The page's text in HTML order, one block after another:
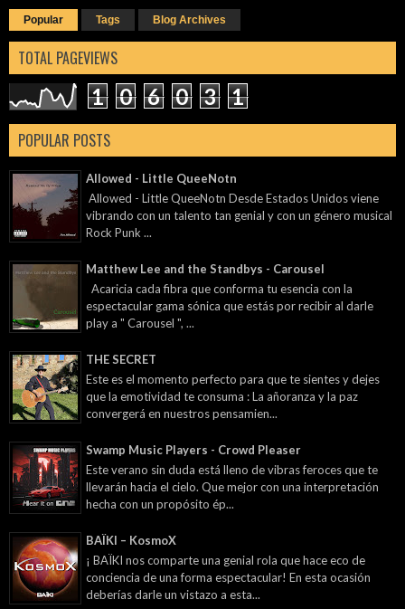
Popular Tags Blog Archives
TOTAL PAGEVIEWS
1 0 6 0 3 1
POPULAR POSTS
Allowed - Little QueeNotn
Allowed - Little QueeNotn Desde Estados Unidos viene
vibrando con un talento tan genial y con un género musical
Rock Punk ...
Matthew Lee and the Standbys - Carousel
Acaricia cada fibra que conforma tu esencia con la
espectacular gama sónica que estás por recibir al darle
play a " Carousel ", ...
THE SECRET
Este es el momento perfecto para que te sientes y dejes
que la emotividad te consuma : La añoranza y la paz
convergerá en nuestros pensamien...
Swamp Music Players - Crowd Pleaser
Este verano sin duda está lleno de vibras feroces que te
llevarán hacia el cielo. Que mejor con una interpretación
hecha con un propósito ép...
BAÏKI – KosmoX
¡ BAÏKI nos comparte una genial rola que hace eco de
conciencia de una forma espectacular! En esta ocasión
deberías darle un vistazo a esta...